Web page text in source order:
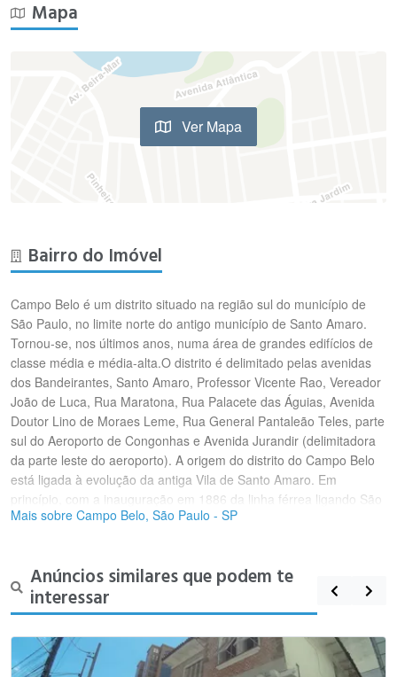
Mapa
Ver Mapa
Bairro do Imóvel
Campo Belo é um distrito situado na região sul do município de
São Paulo, no limite norte do antigo município de Santo Amaro.
Tornou-se, nos últimos anos, numa área de grandes edifícios de
classe média e média-alta.O distrito é delimitado pelas avenidas
dos Bandeirantes, Santo Amaro, Professor Vicente Rao, Vereador
João de Luca, Rua Maratona, Rua Palacete das Águias, Avenida
Doutor Lino de Moraes Leme, Rua General Pantaleão Teles, parte
sul do Aeroporto de Congonhas e Avenida Jurandir (delimitadora
da parte leste do aeroporto). A origem do distrito do Campo Belo
está ligada à evolução da antiga Vila de Santo Amaro. Em
princípio, com a inauguração em 1886 da linha férrea ligando São
Paulo a Santo Amaro, a região de vastos campos e fazendas
O loteamento dessa e de outras fazendas facilitou a colonização
alemã da região. A antiga linha de trens foi substituída, em 7 de
julho de 1913, por uma linha de bondes, que do trajeto anterior
desviava na Rua Domingos de Morais para a Avenida Conselheiro
Rodrigues Alves, seguindo pelas regiões de Indianópolis, Campo
Mais sobre Campo Belo, São Paulo - SP
Anúncios similares que podem te
interessar